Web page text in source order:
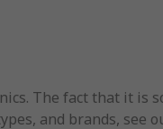
The fact that it is
and brands, see